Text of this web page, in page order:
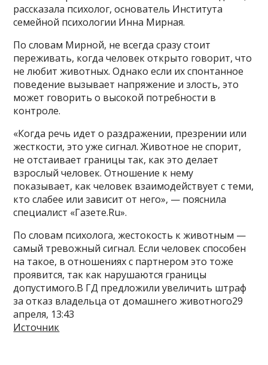
рассказала психолог, основатель Института
семейной психологии Инна Мирная.
По словам Мирной, не всегда сразу стоит
переживать, когда человек открыто говорит, что
не любит животных. Однако если их спонтанное
поведение вызывает напряжение и злость, это
может говорить о высокой потребности в
контроле.
«Когда речь идет о раздражении, презрении или
жесткости, это уже сигнал. Животное не спорит,
не отстаивает границы так, как это делает
взрослый человек. Отношение к нему
показывает, как человек взаимодействует с теми,
кто слабее или зависит от него», — пояснила
специалист «Газете.Ru».
По словам психолога, жестокость к животным —
самый тревожный сигнал. Если человек способен
на такое, в отношениях с партнером это тоже
проявится, так как нарушаются границы
допустимого.В ГД предложили увеличить штраф
за отказ владельца от домашнего животного29
апреля, 13:43
Источник